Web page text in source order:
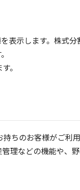
13週移動平均 26週移動平均
ヶ月移動平均 25ヶ月移動平
表示します。株式
。
持ちのお客様がご利
理などの機能や、